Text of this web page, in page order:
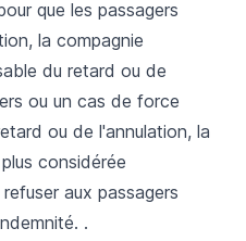
que les passagers
la compagnie
du retard ou de
ou un cas de force
ou de l'annulation, la
considérée
aux passagers
.